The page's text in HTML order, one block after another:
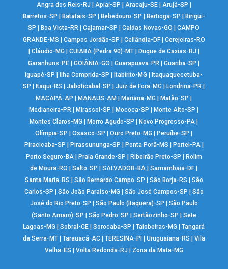
Angra dos Reis-RJ | Apiaí-SP | Aracaju-SE| Arujá-SP |
Barretos-SP | Batatais-SP | Bebedouro-SP | Bertioga-SP | Birigui-
SP |Boa Vista-RR |Cajamar-SP |Caldas Novas-GO |CAMPO
GRANDE-MS | Campos Jordão-SP | Ceilândia-DF| Cerejeiras-RO
| Cláudio-MG | CUIABÁ (Pedra 90)-MT| Duque de Caxias-RJ |
Garanhuns-PE |GOIÂNIA-GO |Guarapuava-PR |Guariba-SP |
Iguapé-SP |Ilha Comprida-SP |Itabirito-MG |Itaquaquecetuba-
SP |Itaqui-RS |Jaboticabal-SP |Juiz de Fora-MG |Londrina-PR |
MACAPÁ-AP |MANAUS-AM |Mariana-MG |Matão-SP |
Medianeira-PR |Mirassol-SP |Mococa-SP |Monte Alto-SP |
Montes Claros-MG |Morro Agudo-SP |Novo Progresso-PA |
Olímpia-SP |Osasco-SP |Ouro Preto-MG |Peruíbe-SP |
Piracicaba-SP | Pirassununga-SP | Ponta Porã-MS | Portel-PA|
Porto Seguro-BA| Praia Grande-SP | Ribeirão Preto-SP | Rolim
de Moura-RO |Salto-SP |SALVADOR-BA |Samambaia-DF |
Santa Maria-RS | São Bernardo Campo-SP | São Borja-RS | São
Carlos-SP | São João Paraíso-MG | São José Campos-SP | São
José do Rio Preto-SP | São Paulo (Itaquera)-SP | São Paulo
(Santo Amaro)-SP | São Pedro-SP | Sertãozinho-SP | Sete
Lagoas-MG |Sobral-CE |Sorocaba-SP |Taiobeiras-MG |Tangará
da Serra-MT| Tarauacá-AC| TERESINA-PI | Uruguaiana-RS | Vila
Velha-ES | Volta Redonda-RJ | Zona da Mata-MG